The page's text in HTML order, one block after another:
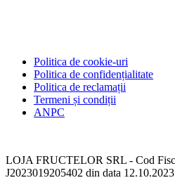
Politica de cookie-uri
Politica de confidențialitate
Politica de reclamații
Termeni și condiții
ANPC
LOJA FRUCTELOR SRL - Cod
J2023019205402 din data 12.10.2023